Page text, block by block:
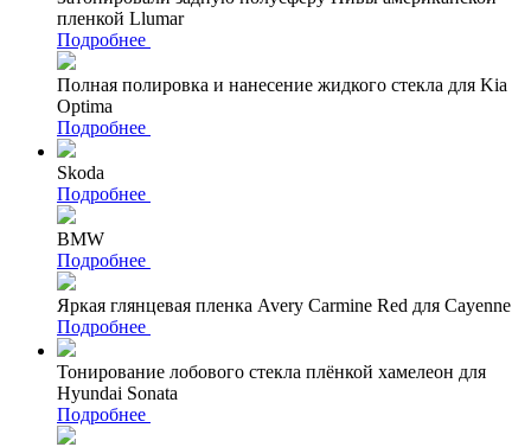
пленкой Llumar
Подробнее
Полная полировка и нанесение жидкого стекла для Kia
Optima
Подробнее
Skoda
Подробнее
BMW
Подробнее
Яркая глянцевая пленка Avery Carmine Red для Cayenne
Подробнее
Тонирование лобового стекла плёнкой хамелеон для
Hyundai Sonata
Подробнее